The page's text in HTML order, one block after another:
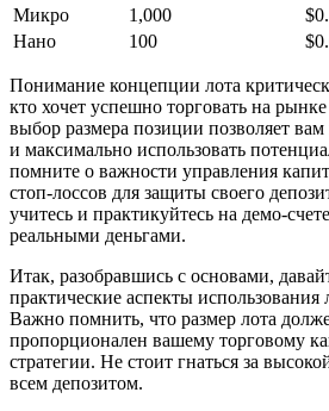
Микро
1,000
Нано
100
Понимание концепции лота
кто хочет успешно торговать на
выбор размера позиции позволяет
и максимально использовать
помните о важности управления
стоп-лоссов для защиты своего
учитесь и практикуйтесь на демо-
реальными деньгами.
Итак, разобравшись с основами,
практические аспекты использования
Важно помнить, что размер лота
пропорционален вашему торговому
стратегии. Не стоит гнаться за
всем депозитом.